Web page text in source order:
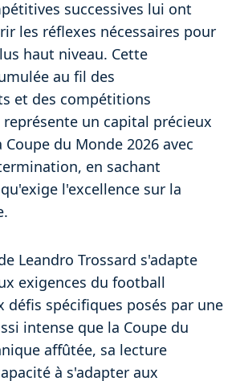
successives lui ont
les réflexes nécessaires pour
haut niveau. Cette
au fil des
et des compétitions
un capital précieux
du Monde 2026 avec
en sachant
l'excellence sur la
Leandro Trossard s'adapte
exigences du football
défis spécifiques posés par une
intense que la Coupe du
affûtée, sa lecture
à s'adapter aux